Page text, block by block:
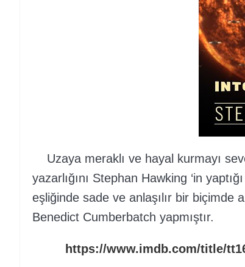
Uzaya meraklı ve hayal kurmayı
yazarlığını Stephan Hawking ‘in
eşliğinde sade ve anlaşılır bir biçimde
Benedict Cumberbatch yapmıştır.
https://www.imdb.com/title/